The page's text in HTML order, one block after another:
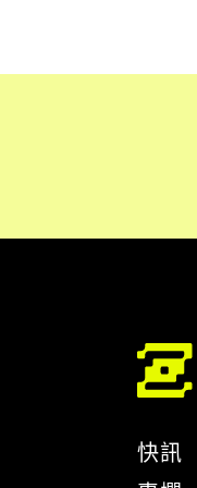
快訊